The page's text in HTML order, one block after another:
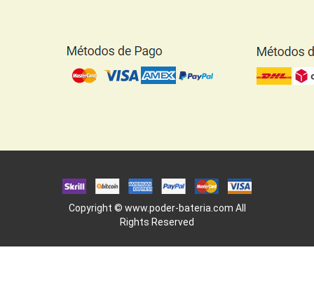
Copyright © www.poder-bateria.com All
Rights Reserved